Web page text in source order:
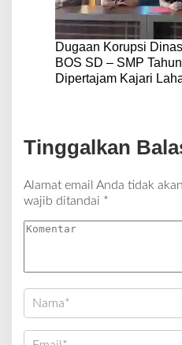
Dugaan Korupsi
BOS SD – SMP
Dipertajam Kajari
Tinggalkan
Alamat email Anda tidak
wajib ditandai *